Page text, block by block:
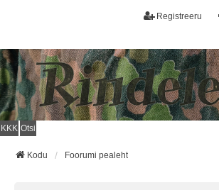
Registreeru
KKK Otsi
Kodu Foorumi pealeht